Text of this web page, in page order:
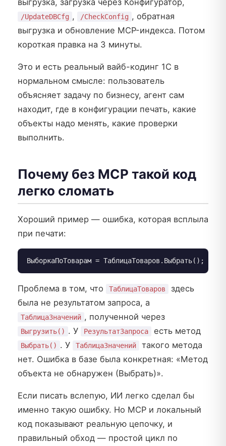
/UpdateDBCfg , /CheckConfig , обратная
выгрузка и обновление MCP-индекса. Потом
короткая правка на 3 минуты.
Это и есть реальный вайб-кодинг 1С в
нормальном смысле: пользователь
объясняет задачу по бизнесу, агент сам
находит, где в конфигурации печать, какие
объекты надо менять, какие проверки
выполнить.
Почему без MCP такой код
легко сломать
Хороший пример — ошибка, которая всплыла
при печати:
ВыборкаПоТоварам = ТаблицаТоваров.Выбрать();
Проблема в том, что ТаблицаТоваров
здесь
была не результатом запроса, а
ТаблицаЗначений , полученной через
Выгрузить() . У РезультатЗапроса есть метод
Выбрать() . У ТаблицаЗначений
такого метода
нет. Ошибка в базе была конкретная: «Метод
объекта не обнаружен (Выбрать)».
Если писать вслепую, ИИ легко сделал бы
именно такую ошибку. Но MCP и локальный
код показывают реальную цепочку, и
правильный обход — простой цикл по